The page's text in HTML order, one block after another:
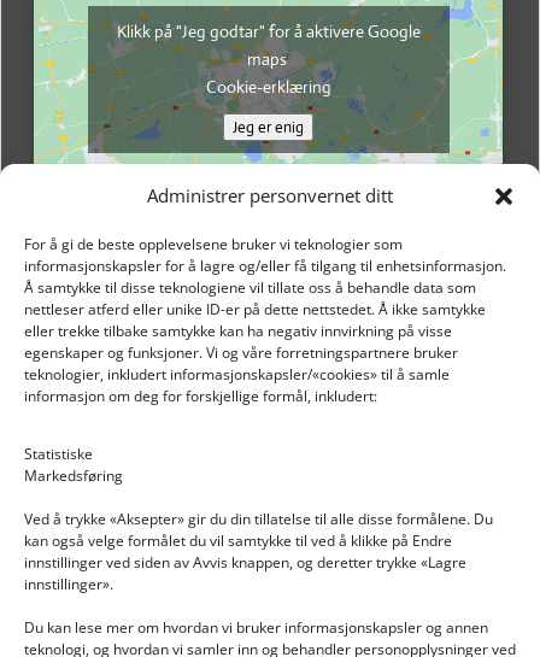
Administrer personvernet ditt
For å gi de beste opplevelsene bruker vi teknologier som
informasjonskapsler for å lagre og/eller få tilgang til enhetsinformasjon.
Å samtykke til disse teknologiene vil tillate oss å behandle data som
nettleser atferd eller unike ID-er på dette nettstedet. Å ikke samtykke
eller trekke tilbake samtykke kan ha negativ innvirkning på visse
egenskaper og funksjoner. Vi og våre forretningspartnere bruker
teknologier, inkludert informasjonskapsler/«cookies» til å samle
informasjon om deg for forskjellige formål, inkludert:
Statistiske
Markedsføring
Ved å trykke «Aksepter» gir du din tillatelse til alle disse formålene. Du
kan også velge formålet du vil samtykke til ved å klikke på Endre
innstillinger ved siden av Avvis knappen, og deretter trykke «Lagre
innstillinger».
Du kan lese mer om hvordan vi bruker informasjonskapsler og annen
teknologi, og hvordan vi samler inn og behandler personopplysninger ved
Klikk på "Jeg godtar" for å aktivere Google
maps
Cookie-erklæring
Jeg er enig
INFORMASJON